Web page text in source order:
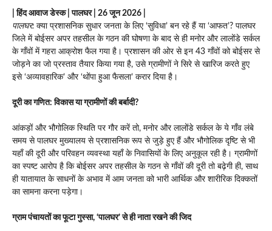
| हिंद आवाज डेस्क | पालघर | 26 जून 2026 |
पालघर: क्या प्रशासनिक सुधार जनता के लिए ‘सुविधा’ बन रहे हैं या ‘आफत’? पालघर
जिले में बोईसर अपर तहसील के गठन की घोषणा के बाद से ही मनोर और लालोंडे सर्कल
के गाँवों में गहरा आक्रोश फैल गया है। प्रशासन की ओर से इन 43 गाँवों को बोईसर से
जोड़ने का जो प्रस्ताव तैयार किया गया है, उसे ग्रामीणों ने सिरे से खारिज करते हुए
इसे ‘अव्यावहारिक’ और ‘थोंपा हुआ फैसला’ करार दिया है।
दूरी का गणित: विकास या ग्रामीणों की बर्बादी?
आंकड़ों और भौगोलिक स्थिति पर गौर करें तो, मनोर और लालोंडे सर्कल के ये गाँव लंबे
समय से पालघर मुख्यालय से प्रशासनिक रूप से जुड़े हुए हैं और भौगोलिक दृष्टि से भी
यहाँ की दूरी और परिवहन व्यवस्था यहाँ के निवासियों के लिए अनुकूल रही है। ग्रामीणों
का स्पष्ट आरोप है कि बोईसर अपर तहसील के गठन से गाँवों की दूरी तो बढ़ेगी ही, साथ
ही यातायात के साधनों के अभाव में आम जनता को भारी आर्थिक और शारीरिक दिक्कतों
का सामना करना पड़ेगा।
ग्राम पंचायतों का फूटा गुस्सा, ‘पालघर’ से ही नाता रखने की जिद